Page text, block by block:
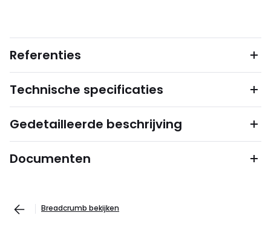
Referenties
Technische specificaties
Gedetailleerde beschrijving
Documenten
Breadcrumb bekijken